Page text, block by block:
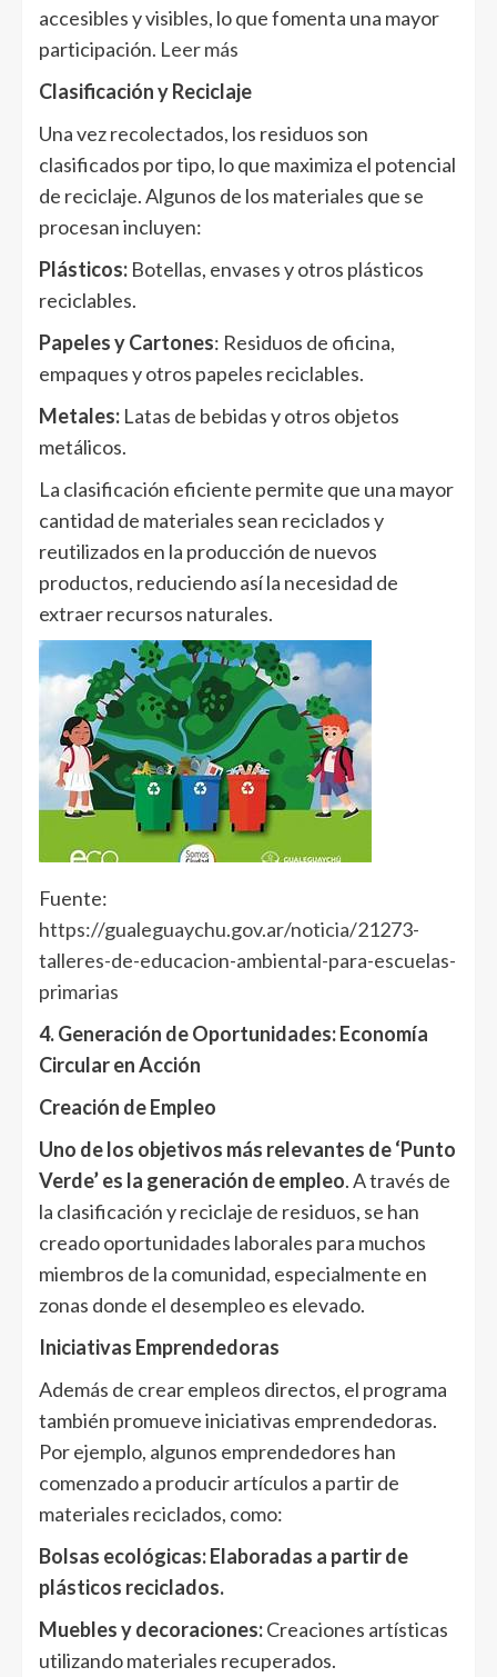
accesibles y visibles, lo que fomenta una mayor
participación. Leer más
Clasificación y Reciclaje
Una vez recolectados, los residuos son
clasificados por tipo, lo que maximiza el potencial
de reciclaje. Algunos de los materiales que se
procesan incluyen:
Plásticos: Botellas, envases y otros plásticos
reciclables.
Papeles y Cartones: Residuos de oficina,
empaques y otros papeles reciclables.
Metales: Latas de bebidas y otros objetos
metálicos.
La clasificación eficiente permite que una mayor
cantidad de materiales sean reciclados y
reutilizados en la producción de nuevos
productos, reduciendo así la necesidad de
extraer recursos naturales.
Fuente:
https://gualeguaychu.gov.ar/noticia/21273-
talleres-de-educacion-ambiental-para-escuelas-
primarias
4. Generación de Oportunidades: Economía
Circular en Acción
Creación de Empleo
Uno de los objetivos más relevantes de ‘Punto
Verde’ es la generación de empleo. A través de
la clasificación y reciclaje de residuos, se han
creado oportunidades laborales para muchos
miembros de la comunidad, especialmente en
zonas donde el desempleo es elevado.
Iniciativas Emprendedoras
Además de crear empleos directos, el programa
también promueve iniciativas emprendedoras.
Por ejemplo, algunos emprendedores han
comenzado a producir artículos a partir de
materiales reciclados, como:
Bolsas ecológicas: Elaboradas a partir de
plásticos reciclados.
Muebles y decoraciones:Creaciones artísticas
utilizando materiales recuperados.